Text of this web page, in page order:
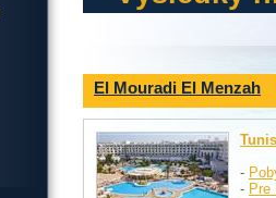
El Mouradi El Menzah
-
- Pre